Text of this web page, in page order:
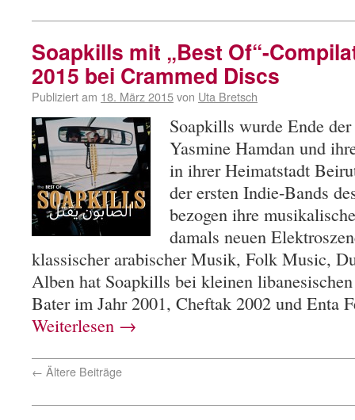
Soapkills mit „Best Of“-
2015 bei Crammed Discs
Publiziert am 18. März 2015von Uta Bretsch
Soapkills wurde Ende
Yasmine Hamdan und
in ihrer Heimatstadt
der ersten Indie-Bands
bezogen ihre
damals neuen
klassischer arabischer Musik, Folk Music,
Alben hat Soapkills bei kleinen
Bater im Jahr 2001, Cheftak 2002 und Enta
Weiterlesen →
← Ältere Beiträge